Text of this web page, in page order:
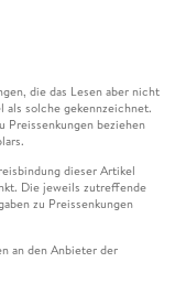
die das Lesen aber nicht
als solche gekennzeichnet.
Preissenkungen beziehen
dieser Artikel
Die jeweils zutreffende
zu Preissenkungen
an den Anbieter der